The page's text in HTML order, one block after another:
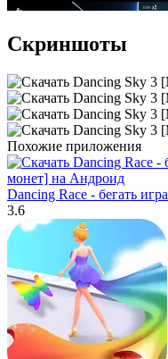
Скриншоты
Похожие приложения
Dancing Race - бегать игра
3.6